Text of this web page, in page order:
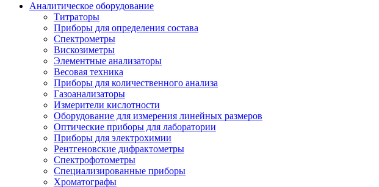
Аналитическое оборудование
Титраторы
Приборы для определения состава
Спектрометры
Вискозиметры
Элементные анализаторы
Весовая техника
Приборы для количественного анализа
Газоанализаторы
Измерители кислотности
Оборудование для измерения линейных размеров
Оптические приборы для лаборатории
Приборы для электрохимии
Рентгеновские дифрактометры
Спектрофотометры
Специализированные приборы
Хроматографы